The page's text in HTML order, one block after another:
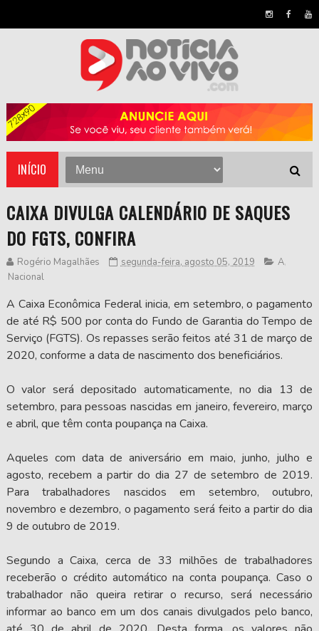
INÍCIO
CAIXA DIVULGA CALENDÁRIO DE SAQUES
DO FGTS, CONFIRA
Rogério Magalhães segunda-feira, agosto 05, 2019 A,
Nacional
A Caixa Econômica Federal inicia, em setembro, o pagamento
de até R$ 500 por conta do Fundo de Garantia do Tempo de
Serviço (FGTS). Os repasses serão feitos até 31 de março de
2020, conforme a data de nascimento dos beneficiários.
O valor será depositado automaticamente, no dia 13 de
setembro, para pessoas nascidas em janeiro, fevereiro, março
e abril, que têm conta poupança na Caixa.
Aqueles com data de aniversário em maio, junho, julho e
agosto, recebem a partir do dia 27 de setembro de 2019.
Para trabalhadores nascidos em setembro, outubro,
novembro e dezembro, o pagamento será feito a partir do dia
9 de outubro de 2019.
Segundo a Caixa, cerca de 33 milhões de trabalhadores
receberão o crédito automático na conta poupança. Caso o
trabalhador não queira retirar o recurso, será necessário
informar ao banco em um dos canais divulgados pelo banco,